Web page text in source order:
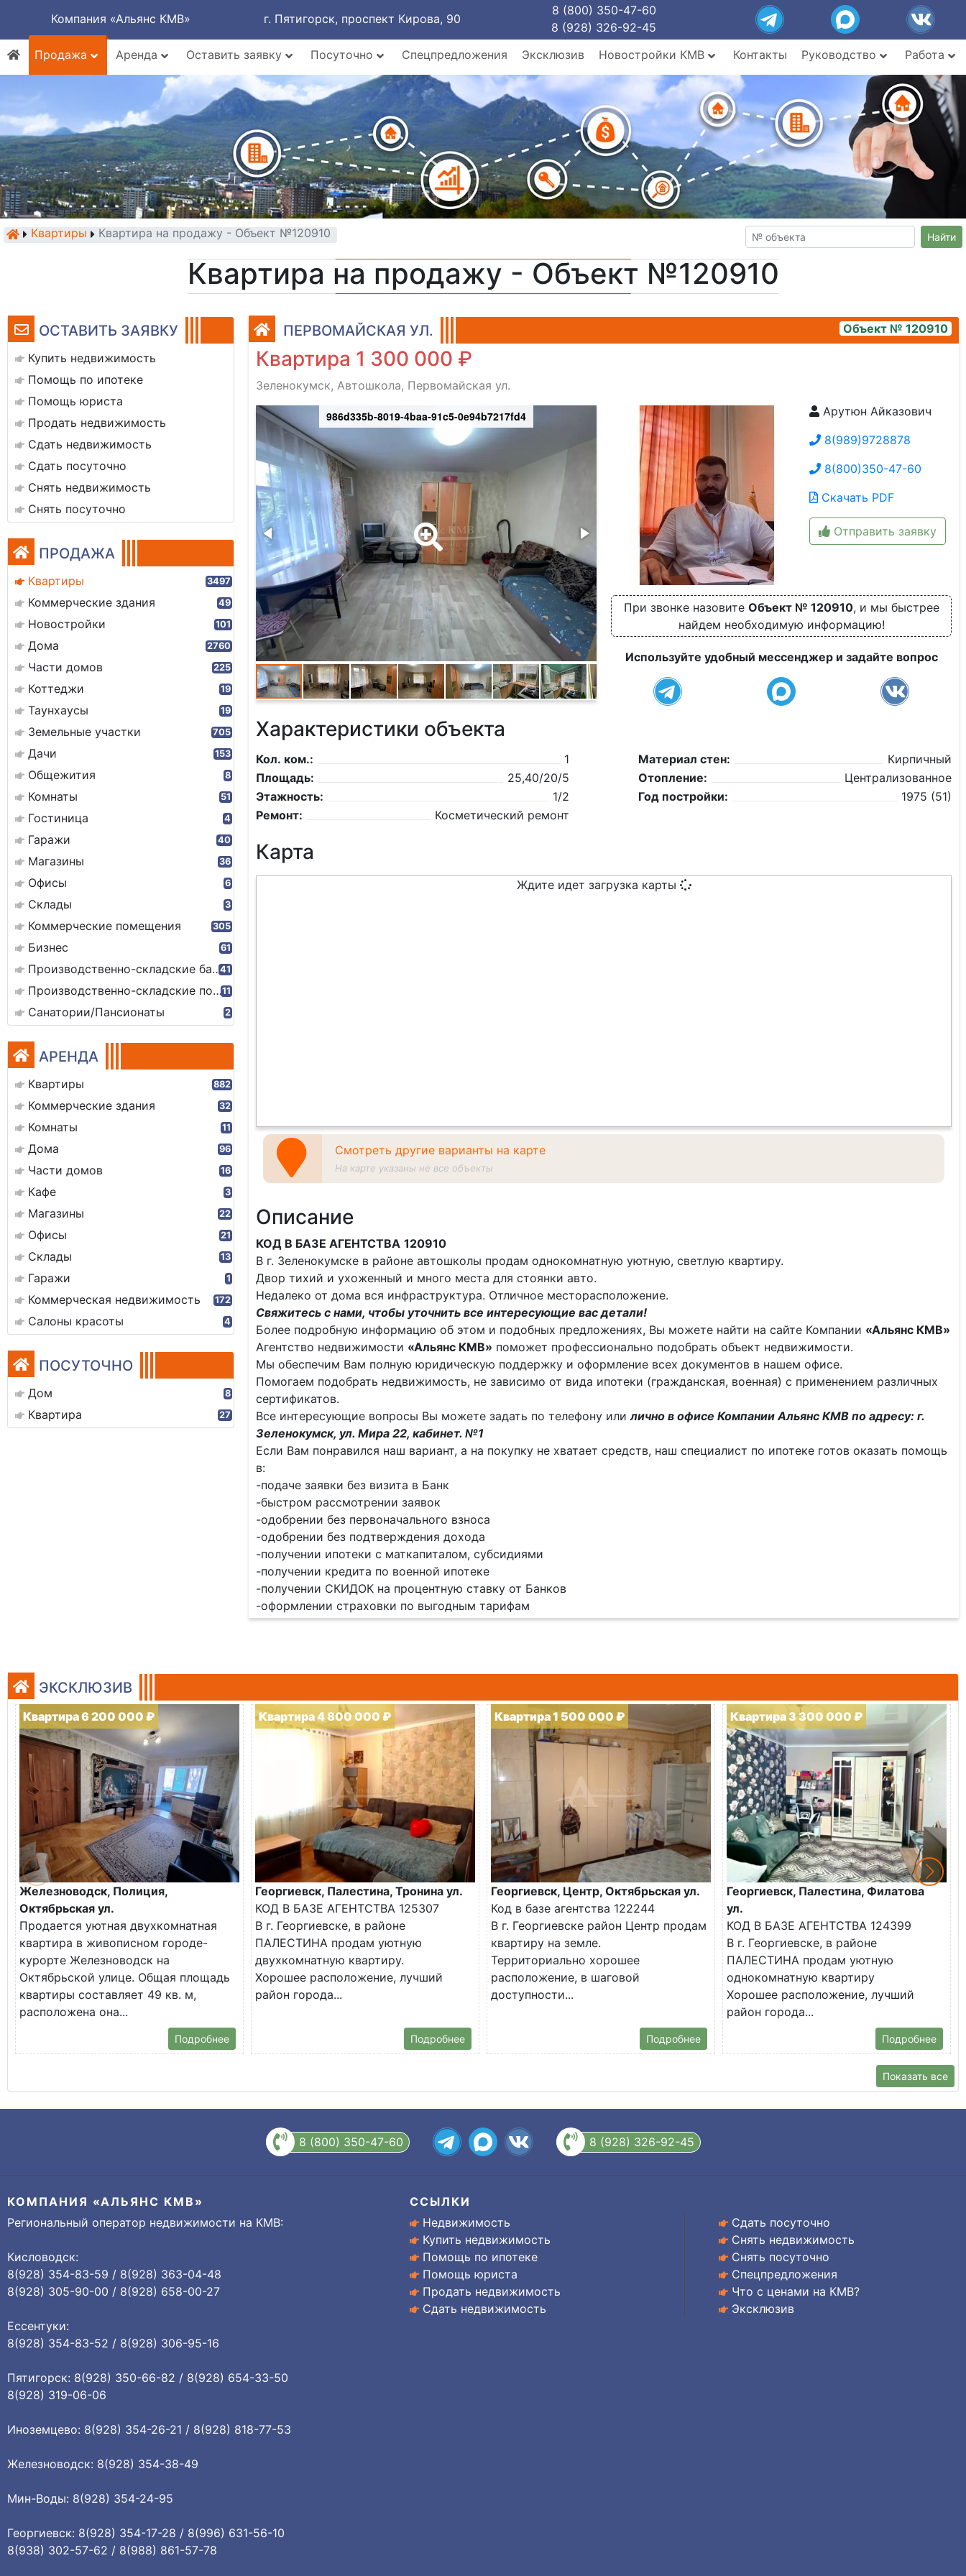
Компания «Альянс КМВ» г. Пятигорск, проспект Кирова, 90
8 (800) 350-47-60
8 (928) 326-92-45
Продажа
Аренда Оставить заявку Посуточно Спецпредложения Эксклюзив Новостройки КМВ Контакты Руководство Работа
Квартиры Квартира на продажу - Объект №120910 Найти
Квартира на продажу - Объект №120910
ОСТАВИТЬ ЗАЯВКУ
Купить недвижимость
Помощь по ипотеке
Помощь юриста
Продать недвижимость
Сдать недвижимость
Сдать посуточно
Снять недвижимость
Снять посуточно
ПРОДАЖА
Квартиры 3497
Коммерческие здания 49
Новостройки 101
Дома 2760
Части домов 225
Коттеджи 19
Таунхаусы 19
Земельные участки 705
Дачи 153
Общежития 8
Комнаты 51
Гостиница 4
Гаражи 40
Магазины 36
Офисы 6
Склады 3
Коммерческие помещения 305
Бизнес 61
Производственно-складские базы41
Производственно-складские помещения11
Санатории/Пансионаты 2
АРЕНДА
Квартиры 882
Коммерческие здания 32
Комнаты 11
Дома 96
Части домов 16
Кафе 3
Магазины 22
Офисы 21
Склады 13
Гаражи 1
Коммерческая недвижимость 172
Салоны красоты 4
ПОСУТОЧНО
Дом 8
Квартира 27
ПЕРВОМАЙСКАЯ УЛ. Объект № 120910
Квартира 1 300 000 ₽
Зеленокумск, Автошкола, Первомайская ул.
986d335b-8019-4baa-91c5-0e94b7217fd4
2524-4a30-ac46-c6102c460607 9d7dce1a-9b4a-4abe-b88a-ff311dd314bdАрутюн Айказович
8(989)9728878
8(800)350-47-60
Скачать PDF
Отправить заявку
При звонке назовите Объект № 120910, и мы быстрее
найдем необходимую информацию!
Используйте удобный мессенджер и задайте вопрос
Характеристики объекта
Кол. ком.:
1
Площадь:
25,40/20/5
Этажность:
1/2
Ремонт:
Косметический ремонт
Материал стен:
Кирпичный
Отопление:
Централизованное
Год постройки:
1975 (51)
Карта
Ждите идет загрузка карты
Смотреть другие варианты на карте
На карте указаны не все объекты
Описание
КОД В БАЗЕ АГЕНТСТВА 120910
В г. Зеленокумске в районе автошколы продам однокомнатную уютную, светлую квартиру.
Двор тихий и ухоженный и много места для стоянки авто.
Недалеко от дома вся инфраструктура. Отличное месторасположение.
Свяжитесь с нами, чтобы уточнить все интересующие вас детали!
Более подробную информацию об этом и подобных предложениях, Вы можете найти на сайте Компании «Альянс КМВ»
Агентство недвижимости «Альянс КМВ» поможет профессионально подобрать объект недвижимости.
Мы обеспечим Вам полную юридическую поддержку и оформление всех документов в нашем офисе.
Помогаем подобрать недвижимость, не зависимо от вида ипотеки (гражданская, военная) с применением различных
сертификатов.
Все интересующие вопросы Вы можете задать по телефону илилично в офисе Компании Альянс КМВ по адресу: г.
Зеленокумск, ул. Мира 22, кабинет. №1
Если Вам понравился наш вариант, а на покупку не хватает средств, наш специалист по ипотеке готов оказать помощь
в:
-подаче заявки без визита в Банк
-быстром рассмотрении заявок
-одобрении без первоначального взноса
-одобрении без подтверждения дохода
-получении ипотеки с маткапиталом, субсидиями
-получении кредита по военной ипотеке
-получении СКИДОК на процентную ставку от Банков
-оформлении страховки по выгодным тарифам
ЭКСКЛЮЗИВ
Квартира 6 200 000 ₽
Железноводск, Полиция,
Октябрьская ул.
Продается уютная двухкомнатная
квартира в живописном городе-
курорте Железноводск на
Октябрьской улице. Общая площадь
квартиры составляет 49 кв. м,
расположена она...
Подробнее
Квартира 4 800 000 ₽
Георгиевск, Палестина, Тронина ул.
КОД В БАЗЕ АГЕНТСТВА 125307
В г. Георгиевске, в районе
ПАЛЕСТИНА продам уютную
двухкомнатную квартиру.
Хорошее расположение, лучший
район города...
Подробнее
Квартира 1 500 000 ₽
Георгиевск, Центр, Октябрьская ул.
Код в базе агентства 122244
В г. Георгиевске район Центр продам
квартиру на земле.
Территориально хорошее
расположение, в шаговой
доступности...
Подробнее
Квартира 3 300 000 ₽
Георгиевск, Палестина, Филатова
ул.
КОД В БАЗЕ АГЕНТСТВА 124399
В г. Георгиевске, в районе
ПАЛЕСТИНА продам уютную
однокомнатную квартиру
Хорошее расположение, лучший
район города...
Подробнее
Показать все
8 (800) 350-47-60 8 (928) 326-92-45
КОМПАНИЯ «АЛЬЯНС КМВ»
Региональный оператор недвижимости на КМВ:
Кисловодск:
8(928) 354-83-59 / 8(928) 363-04-48
8(928) 305-90-00 / 8(928) 658-00-27
Ессентуки:
8(928) 354-83-52 / 8(928) 306-95-16
Пятигорск: 8(928) 350-66-82 / 8(928) 654-33-50
8(928) 319-06-06
Иноземцево: 8(928) 354-26-21 / 8(928) 818-77-53
Железноводск: 8(928) 354-38-49
Мин-Воды: 8(928) 354-24-95
Георгиевск: 8(928) 354-17-28 / 8(996) 631-56-10
8(938) 302-57-62 / 8(988) 861-57-78
ССЫЛКИ
Недвижимость
Купить недвижимость
Помощь по ипотеке
Помощь юриста
Продать недвижимость
Сдать недвижимость
Сдать посуточно
Снять недвижимость
Снять посуточно
Спецпредложения
Что с ценами на КМВ?
Эксклюзив